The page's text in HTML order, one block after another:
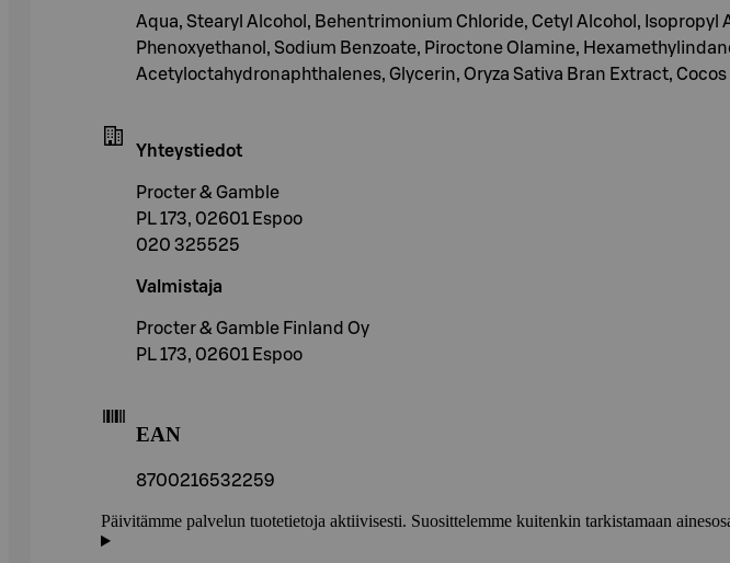
Aqua, Stearyl Alcohol, Behentrimonium Chloride, Cetyl Alcohol,
Phenoxyethanol, Sodium Benzoate, Piroctone Olamine,
Acetyloctahydronaphthalenes, Glycerin, Oryza Sativa Bran Extract,
Yhteystiedot
Procter & Gamble
PL 173, 02601 Espoo
020 325525
Valmistaja
Procter & Gamble Finland Oy
PL 173, 02601 Espoo
EAN
8700216532259
Päivitämme palvelun tuotetietoja aktiivisesti. Suosittelemme kuitenkin tarkistamaan